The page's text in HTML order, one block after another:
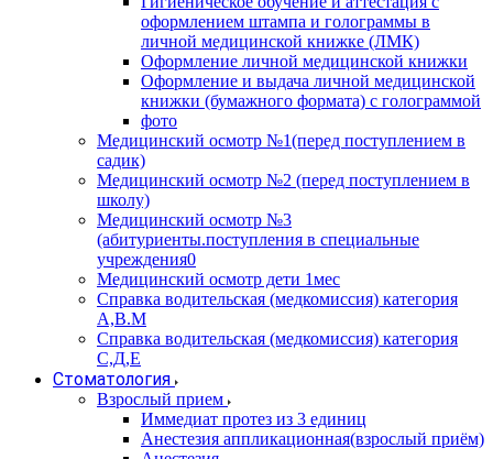
оформлением штампа и голограммы в
личной медицинской книжке (ЛМК)
Оформление личной медицинской книжки
Оформление и выдача личной медицинской
книжки (бумажного формата) с голограммой
фото
Медицинский осмотр №1(перед поступлением в
садик)
Медицинский осмотр №2 (перед поступлением в
школу)
Медицинский осмотр №3
(абитуриенты.поступления в специальные
учреждения0
Медицинский осмотр дети 1мес
Справка водительская (медкомиссия) категория
А,В.М
Справка водительская (медкомиссия) категория
С,Д,Е
Стоматология
Взрослый прием
Иммедиат протез из 3 единиц
Анестезия аппликационная(взрослый приём)